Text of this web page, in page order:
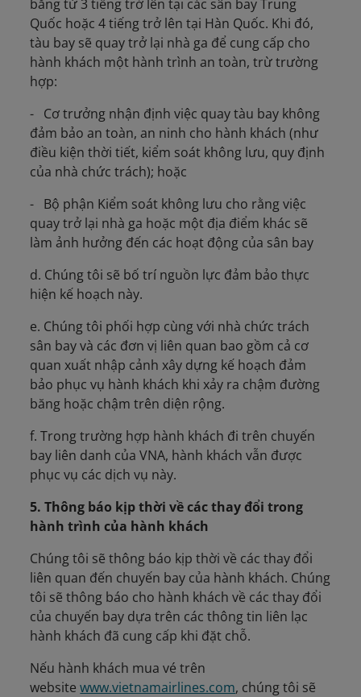
băng từ 3 tiếng trở lên tại các sân bay Trung
Quốc hoặc 4 tiếng trở lên tại Hàn Quốc. Khi đó,
tàu bay sẽ quay trở lại nhà ga để cung cấp cho
hành khách một hành trình an toàn, trừ trường
hợp:
- Cơ trưởng nhận định việc quay tàu bay không
đảm bảo an toàn, an ninh cho hành khách (như
điều kiện thời tiết, kiểm soát không lưu, quy định
của nhà chức trách); hoặc
- Bộ phận Kiểm soát không lưu cho rằng việc
quay trở lại nhà ga hoặc một địa điểm khác sẽ
làm ảnh hưởng đến các hoạt động của sân bay
d. Chúng tôi sẽ bố trí nguồn lực đảm bảo thực
hiện kế hoạch này.
e. Chúng tôi phối hợp cùng với nhà chức trách
sân bay và các đơn vị liên quan bao gồm cả cơ
quan xuất nhập cảnh xây dựng kế hoạch đảm
bảo phục vụ hành khách khi xảy ra chậm đường
băng hoặc chậm trên diện rộng.
f. Trong trường hợp hành khách đi trên chuyến
bay liên danh của VNA, hành khách vẫn được
phục vụ các dịch vụ này.
5. Thông báo kịp thời về các thay đổi trong
hành trình của hành khách
Chúng tôi sẽ thông báo kịp thời về các thay đổi
liên quan đến chuyến bay của hành khách. Chúng
tôi sẽ thông báo cho hành khách về các thay đổi
của chuyến bay dựa trên các thông tin liên lạc
hành khách đã cung cấp khi đặt chỗ.
Nếu hành khách mua vé trên
websitewww.vietnamairlines.com, chúng tôi sẽ